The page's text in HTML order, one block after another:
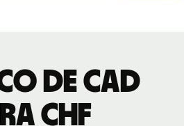
de CAD
CHF